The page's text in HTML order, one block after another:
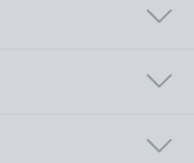
ば「社外開発責任